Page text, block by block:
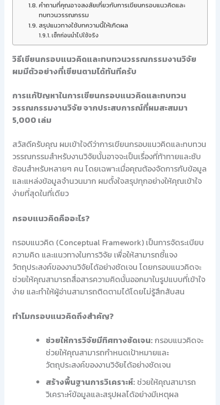
คำถามที่คุณอาจสงสัยเกี่ยวกับการเขียนกรอบแนวคิดและ
ทบทวนวรรณกรรม
สรุปแนวทางใช้บทความนี้ให้เกิดผล
เช็กก่อนนำไปใช้จริง
วิธีเขียนกรอบแนวคิดและทบทวนวรรณกรรมงานวิจัย
ผมมีตัวอย่างที่เขียนตามได้ทันทีครับ
การแก้ปัญหาในการเขียนกรอบแนวคิดและทบทวน
วรรณกรรมงานวิจัย จากประสบการณ์ที่ผมสะสมมา
5,000 เล่ม
สวัสดีครับคุณ ผมเข้าใจดีว่าการเขียนกรอบแนวคิดและทบทวน
วรรณกรรมสำหรับงานวิจัยนั้นอาจจะเป็นเรื่องที่ท้าทายและซับ
ซ้อนสำหรับหลายๆ คน โดยเฉพาะเมื่อคุณต้องจัดการกับข้อมูล
และแหล่งข้อมูลจำนวนมาก ผมตั้งใจสรุปทุกอย่างให้คุณเข้าใจ
ง่ายที่สุดในที่เดียว
กรอบแนวคิดคืออะไร?
กรอบแนวคิด (Conceptual Framework) เป็นการจัดระเบียบ
ความคิด และแนวทางในการวิจัย เพื่อให้สามารถชี้แจง
วัตถุประสงค์ของงานวิจัยได้อย่างชัดเจน โดยกรอบแนวคิดจะ
ช่วยให้คุณสามารถสื่อสารความคิดนั้นออกมาในรูปแบบที่เข้าใจ
ง่าย และทำให้ผู้อ่านสามารถติดตามได้โดยไม่รู้สึกสับสน
ทำไมกรอบแนวคิดถึงสำคัญ?
ช่วยให้การวิจัยมีทิศทางชัดเจน: กรอบแนวคิดจะ
ช่วยให้คุณสามารถกำหนดเป้าหมายและ
วัตถุประสงค์ของงานวิจัยได้อย่างชัดเจน
สร้างพื้นฐานการวิเคราะห์: ช่วยให้คุณสามารถ
วิเคราะห์ข้อมูลและสรุปผลได้อย่างมีเหตุผล